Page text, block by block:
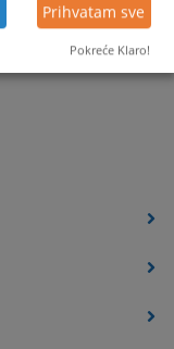
Prihvatam sve
Pokreće Klaro!